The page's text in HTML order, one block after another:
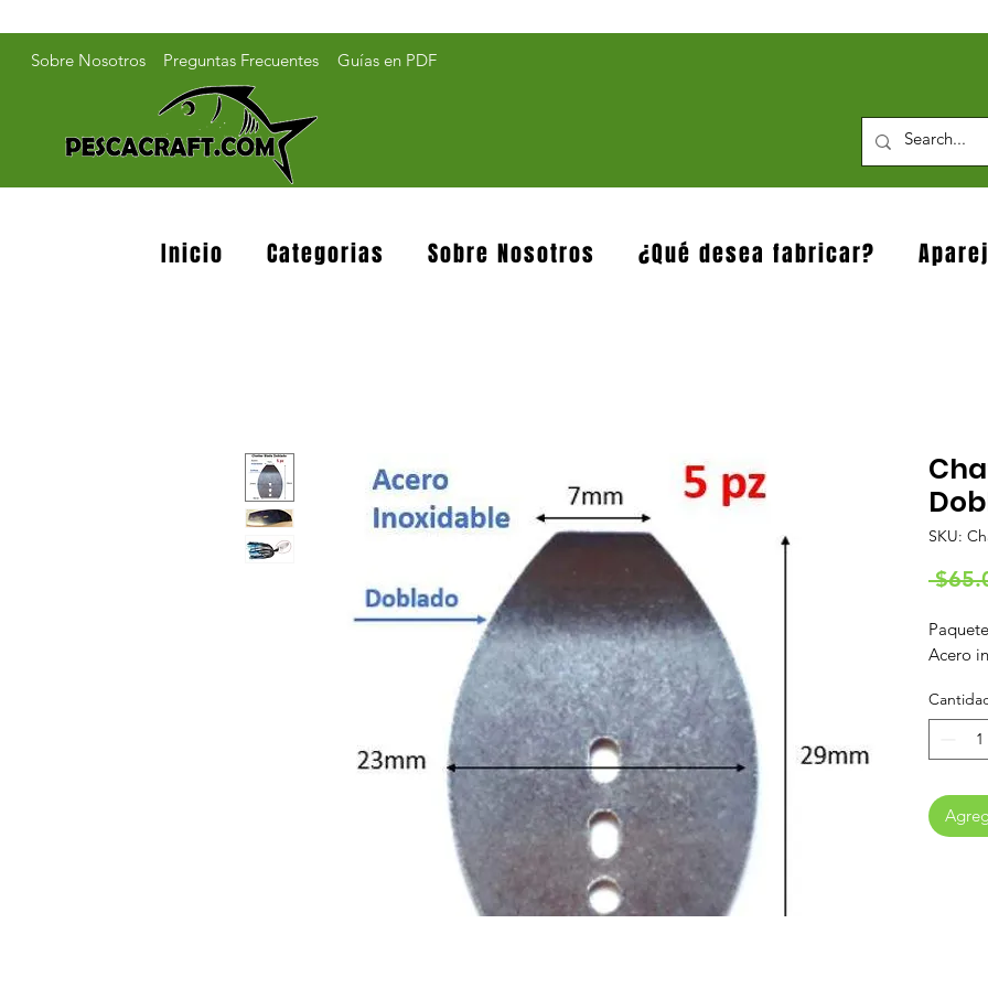
Sobre Nosotros Preguntas Frecuentes
Guías en PDF
Inicio Categorias Sobre Nosotros ¿Qué desea fabricar?
SKU:
Acero